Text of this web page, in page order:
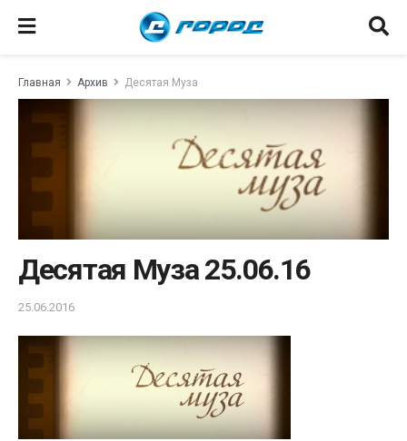
Главная Архив Десятая Муза
Десятая Муза 25.06.16
25.06.2016